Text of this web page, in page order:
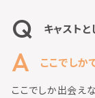
キャスト
ここでしか
ここでしか出会え